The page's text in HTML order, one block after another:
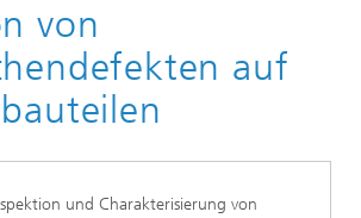
Reihe zu Bildverarbeitung und Messtechnik
von
auf
und Charakterisierung von